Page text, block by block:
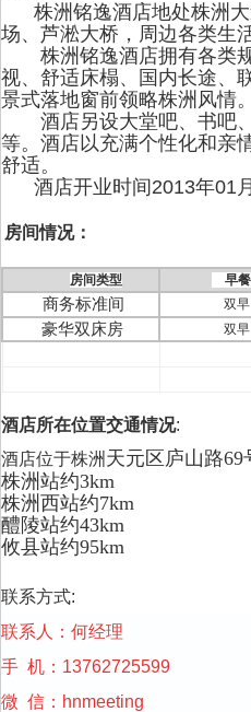
株洲铭逸酒店地处株洲大
场、芦淞大桥，周边各类生
株洲铭逸酒店拥有各类规
视、舒适床榻、国内长途、
景式落地窗前领略株洲风情。
酒店另设大堂吧、书吧、
等。酒店以充满个性化和亲
舒适。
酒店开业时间2013年01
房间情况：
房间类型 早餐
商务标准间 双早
豪华双床房 双早
酒店所在位置交通情况:
酒店位于株洲 天元区庐山路
株洲站约3km
株洲西站约7km
醴陵站约43km
攸县站约95km
联系方式:
联系人：何经理
手 机：13762725599
微 信：hnmeeting